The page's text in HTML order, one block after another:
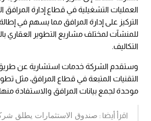
العمليات التشغيلية في قطاع إدارة
التركيز على إدارة المرافق مما يسهم في
للمنشآت لمختلف مشاريع التطوير العقاري
التكاليف.
وستقدم الشركة خدمات استشارية عن
التقنيات المتبعة في قطاع المرافق، مثل
موحدة لجمع بيانات المرافق والاستفادة
اقرأ أيضا : صندوق الاستثمارات يطلق